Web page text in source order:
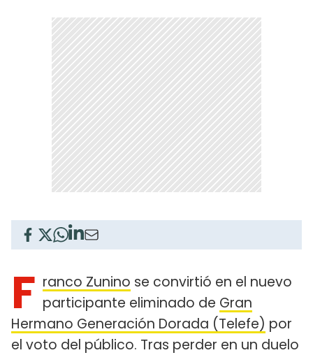
F ranco Zunino se convirtió en el nuevo
participante eliminado de Gran
Hermano Generación Dorada (Telefe) por
el voto del público. Tras perder en un duelo